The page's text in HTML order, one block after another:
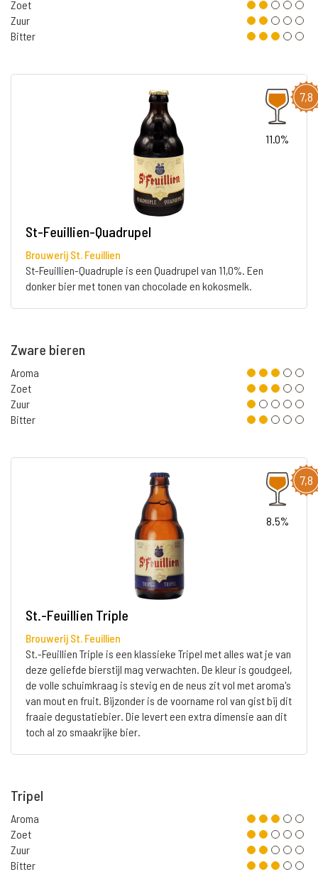
Zoet
Zuur
Bitter
7,8
11.0%
St-Feuillien-Quadrupel
Brouwerij St. Feuillien
St-Feuillien-Quadruple is een Quadrupel van 11,0%. Een
donker bier met tonen van chocolade en kokosmelk.
Zware bieren
Aroma
Zoet
Zuur
Bitter
7,8
8.5%
St.-Feuillien Triple
Brouwerij St. Feuillien
St.-Feuillien Triple is een klassieke Tripel met alles wat je van
deze geliefde bierstijl mag verwachten. De kleur is goudgeel,
de volle schuimkraag is stevig en de neus zit vol met aroma's
van mout en fruit. Bijzonder is de voorname rol van gist bij dit
fraaie degustatiebier. Die levert een extra dimensie aan dit
toch al zo smaakrijke bier.
Tripel
Aroma
Zoet
Zuur
Bitter